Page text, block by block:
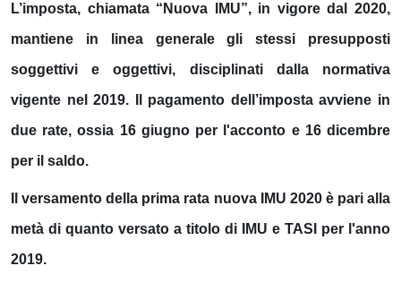
L’imposta, chiamata “ Nuova IMU”, in vigore dal 2020,
mantiene in linea generale gli stessi presupposti
soggettivi e oggettivi, disciplinati dalla normativa
vigente nel 2019. Il pagamento dell’imposta avviene in
due rate, ossia 16 giugno per l'acconto e16 dicembre
per il saldo.
Il versamento della prima rata nuova IMU 2020 è pari alla
metà di quanto versato a titolo di IMU e TASI per l'anno
2019.